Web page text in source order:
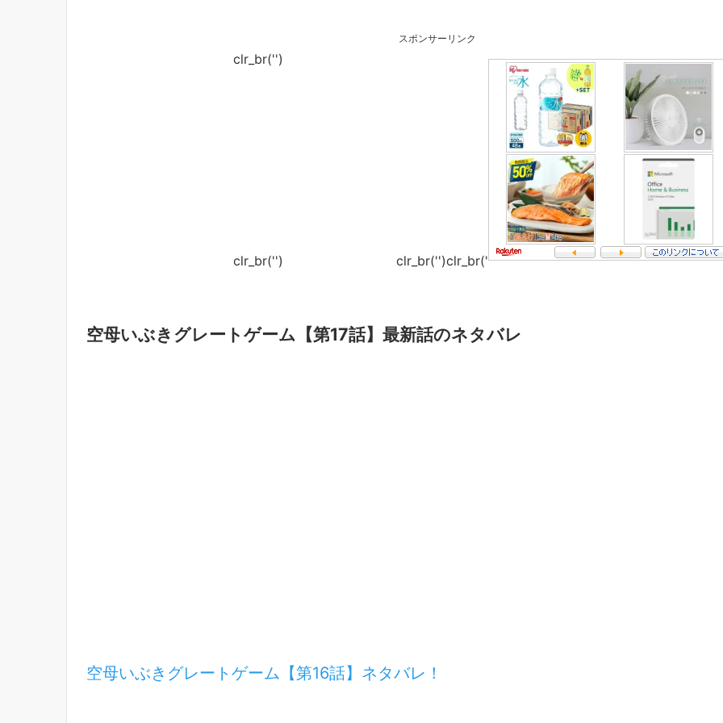
スポンサーリンク
clr_br('')
clr_br('') clr_br('')clr_br('
空母いぶきグレートゲーム【第17話】最新話のネタバレ
空母いぶきグレートゲーム【第16話】ネタバレ！